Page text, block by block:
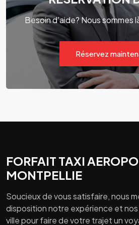
Besoin d'aide? Nous sommes
Réservez
FORFAIT TAXI
MONTPELLIE
Soucieux de vous satisfaire, nous
disposition notre expérience et nos
ville pour faire de votre trajet un